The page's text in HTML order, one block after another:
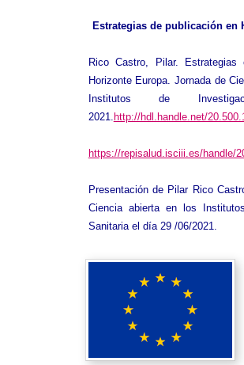
Estrategias de publicación en
Rico Castro, Pilar. Estrategias
Horizonte Europa. Jornada de
Institutos de
2021. http://hdl.handle.net/
https://repisalud.isciii.es/handle/
Presentación de Pilar Rico
Ciencia abierta en los
Sanitaria el día 29 /06/2021.